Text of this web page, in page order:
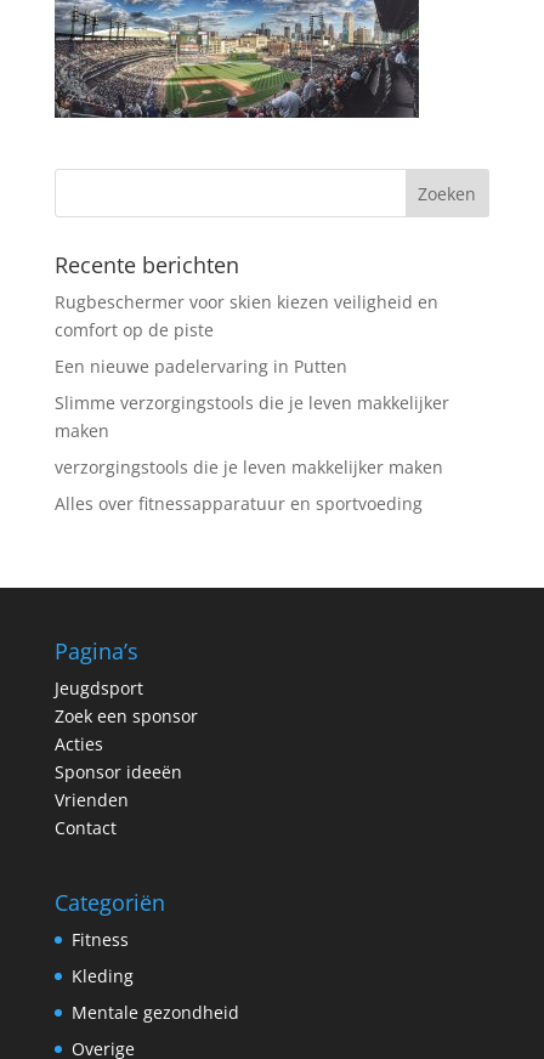
Recente berichten
Rugbeschermer voor skien kiezen veiligheid en
comfort op de piste
Een nieuwe padelervaring in Putten
Slimme verzorgingstools die je leven makkelijker
maken
verzorgingstools die je leven makkelijker maken
Alles over fitnessapparatuur en sportvoeding
Pagina’s
Jeugdsport
Zoek een sponsor
Acties
Sponsor ideeën
Vrienden
Contact
Categoriën
Fitness
Kleding
Mentale gezondheid
Overige